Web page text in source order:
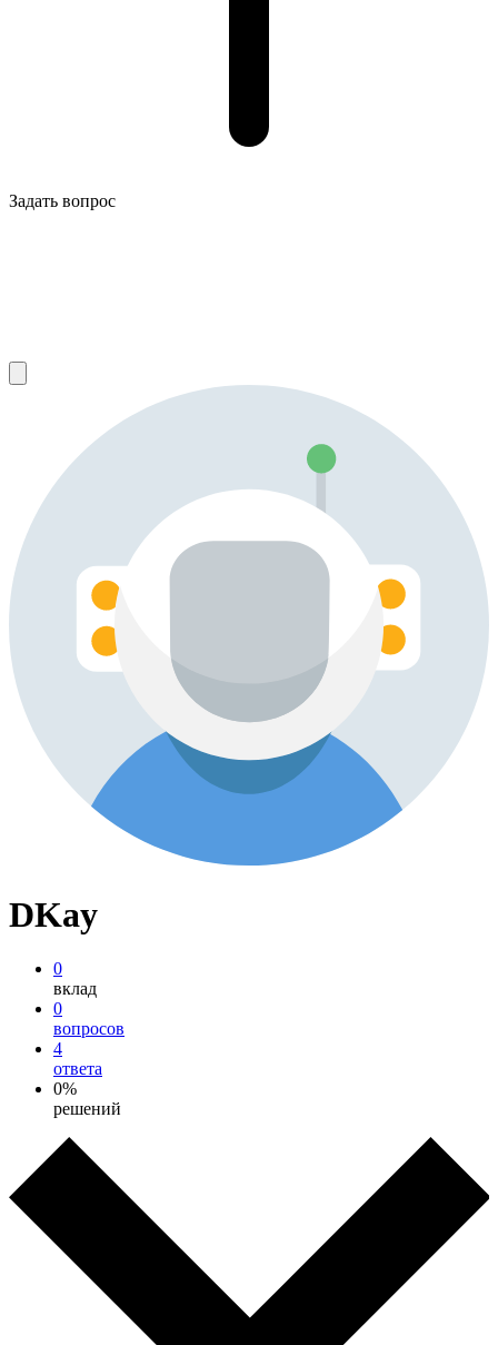
Задать вопрос
DKay
0
вклад
0
вопросов
4
ответа
0%
решений